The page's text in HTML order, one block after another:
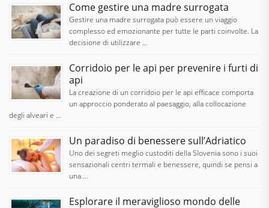
Come gestire una madre surrogata
Gestire una madre surrogata può essere un viaggio
complesso ed emozionante per tutte le parti coinvolte. La
decisione di utilizzare …
Corridoio per le api per prevenire i furti di
api
La creazione di un corridoio per le api efficace comporta
un approccio ponderato al paesaggio, alla collocazione
degli alveari e …
Un paradiso di benessere sull’Adriatico
Uno dei segreti meglio custoditi della Slovenia sono i suoi
sensazionali centri termali e benessere, quindi se pensi a
una …
Esplorare il meraviglioso mondo delle